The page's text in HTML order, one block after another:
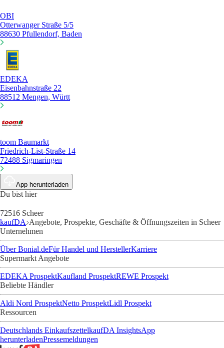
OBI
Otterwanger Straße 5/5
88630 Pfullendorf, Baden
EDEKA
Eisenbahnstraße 22
88512 Mengen, Württ
toom Baumarkt
Friedrich-List-Straße 14
72488 Sigmaringen
App herunterladen
Du bist hier
72516 Scheer
kaufDA Angebote, Prospekte, Geschäfte & Öffnungszeiten in Scheer
Unternehmen
Über Bonial.deFür Handel und HerstellerKarriere
Supermarkt Angebote
EDEKA ProspektKaufland ProspektREWE Prospekt
Beliebte Händler
Aldi Nord ProspektNetto ProspektLidl Prospekt
Ressourcen
Deutschlands EinkaufszettelkaufDA InsightsApp
herunterladenPressemeldungen